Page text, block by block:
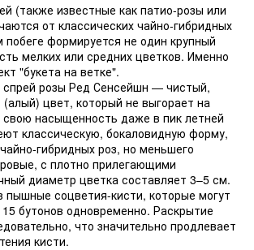
(также известные как патио-розы или
от классических чайно-гибридных
побеге формируется не один крупный
мелких или средних цветков. Именно
"букета на ветке".
спрей розы Ред Сенсейшн — чистый,
(алый) цвет, который не выгорает на
свою насыщенность даже в пик летней
классическую, бокаловидную форму,
гибридных роз, но меньшего
с плотно прилегающими
диаметр цветка составляет 3–5 см.
пышные соцветия-кисти, которые могут
бутонов одновременно. Раскрытие
что значительно продлевает
кисти.